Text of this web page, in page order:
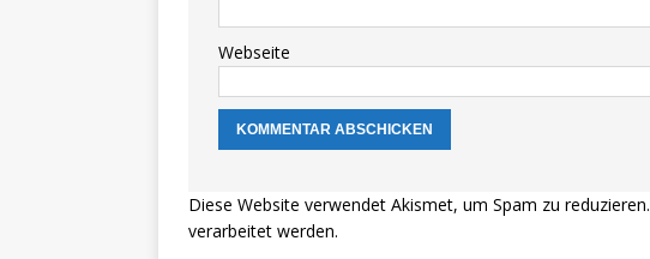
Webseite
Diese Website verwendet Akismet, um Spam zu reduzieren.
verarbeitet werden.